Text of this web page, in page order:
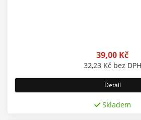
39,00 Kč
32,23 Kč bez DPH
Detail
Skladem